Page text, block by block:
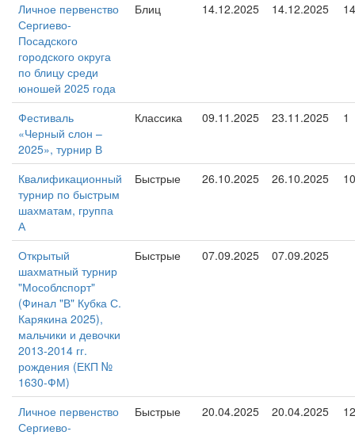
Личное первенство
Сергиево-
Посадского
городского округа
по блицу среди
юношей 2025 года
Блиц 14.12.2025 14.12.2025 14
Фестиваль
«Черный слон –
2025», турнир В
Классика 09.11.2025 23.11.2025 1
Квалификационный
турнир по быстрым
шахматам, группа
А
Быстрые 26.10.2025 26.10.2025 10
Открытый
шахматный турнир
"Мособлспорт"
(Финал "В" Кубка С.
Карякина 2025),
мальчики и девочки
2013-2014 гг.
рождения (ЕКП №
1630-ФМ)
Быстрые 07.09.2025 07.09.2025
Личное первенство
Сергиево-
Быстрые 20.04.2025 20.04.2025 12